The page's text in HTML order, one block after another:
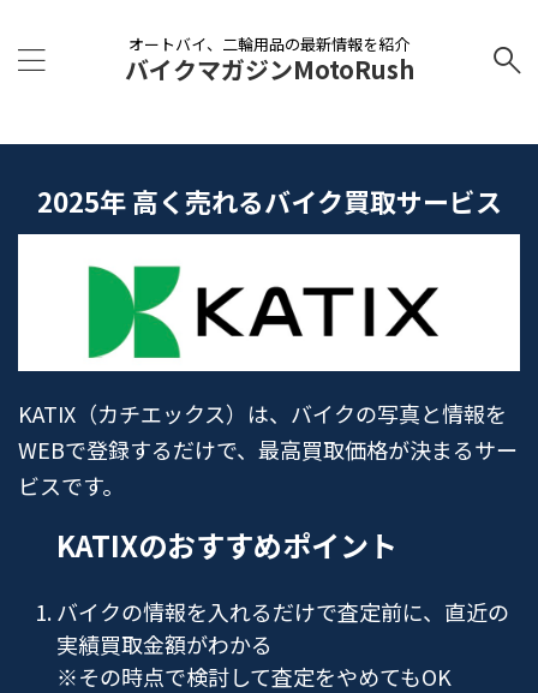
オートバイ、二輪用品の最新情報を紹介
バイクマガジンMotoRush
2025年 高く売れるバイク買取サービス
KATIX（カチエックス）は、バイクの写真と情報を
WEBで登録するだけで、最高買取価格が決まるサー
ビスです。
KATIXのおすすめポイント
バイクの情報を入れるだけで査定前に、直近の
実績買取金額がわかる
※その時点で検討して査定をやめてもOK